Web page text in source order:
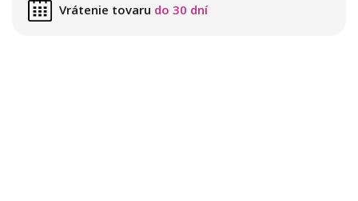
Vrátenie tovaru do 30 dní